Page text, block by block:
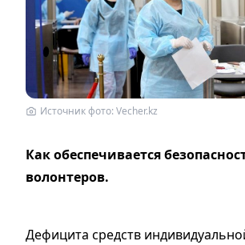
Источник фото: Vecher.kz
Как обеспечивается
волонтеров.
Дефицита средств